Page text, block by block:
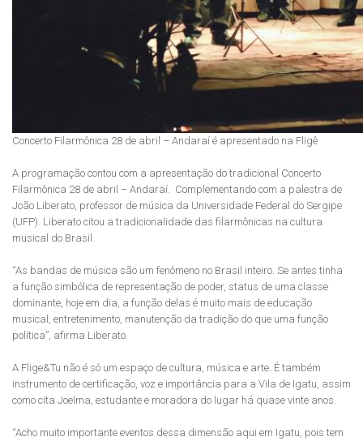
Concerto Filarmônica 28 de abril – Andaraí é apresentado na Fligê
A programação contou com a apresentação do tradicional Concerto
Filarmônica 28 de abril – Andaraí. Complementando com a palestra de
João Liberato, professor de música da Universidade Federal do Sergipe
(UFP). Liberato citou a tradicionalidade das filarmônicas na cultura
musical do Brasil.
“As bandas de música são um fenômeno no Brasil inteiro. Se antes tinha
a função simbólica de representação de poder, status de uma classe
dominante, hoje em dia, a função delas é muito mais de educação
musical, entretenimento, manutenção da tradição do que uma função
política”, afirma Liberato.
A Flige&Tu não é só um espaço de cultura, música e arte. É também
instrumento de certificação, voz e importância para a Vila de Igatu, assim
como cita Joelma, estudante e moradora do lugar há quase vinte anos.
“Acho muito importante eventos dessa dimensão aqui em Igatu, pois tem